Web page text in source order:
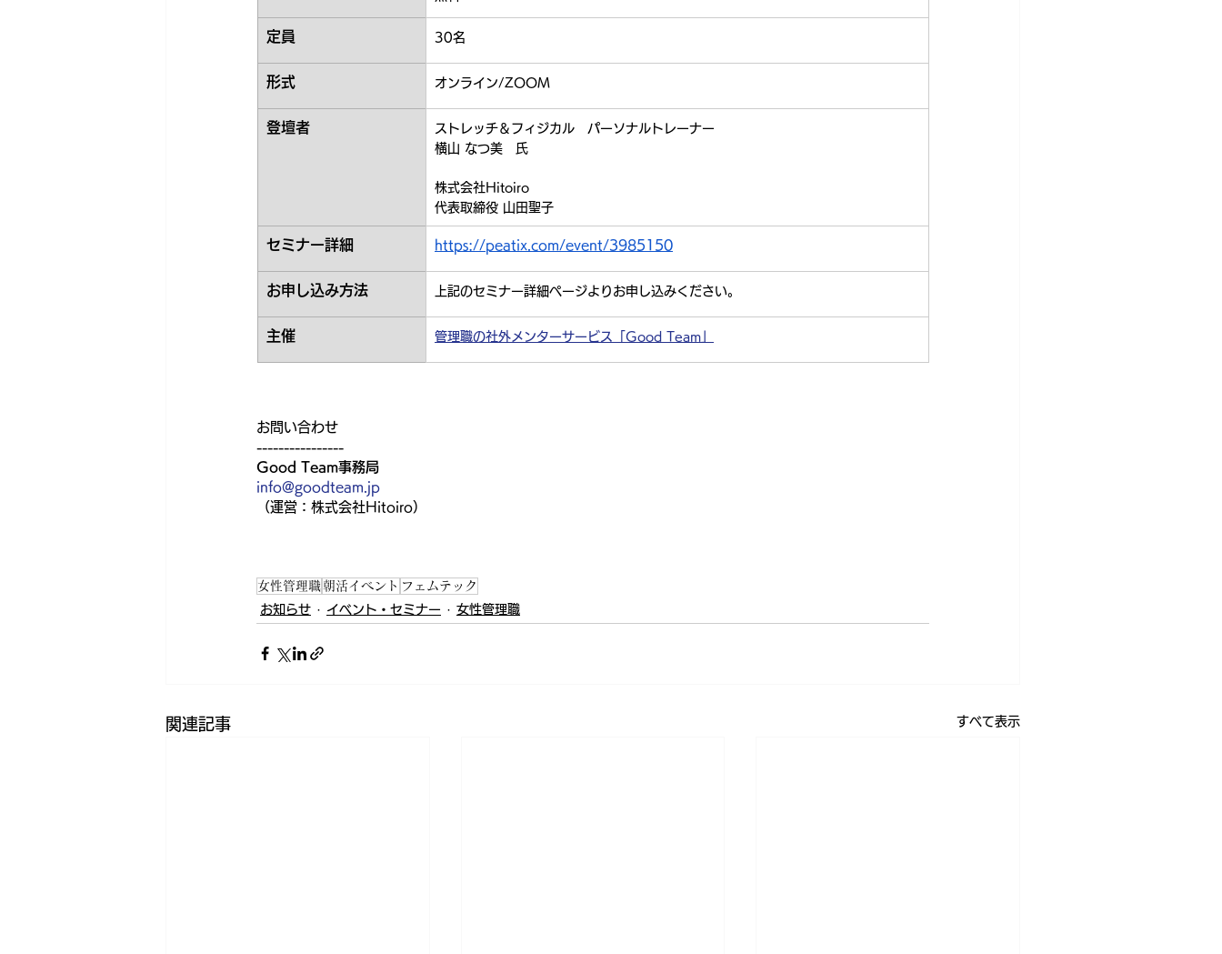
定員 30名
形式 オンライン/ZOOM
登壇者
ストレッチ＆フィジカル　パーソナルトレーナー
横山 なつ美　氏
株式会社Hitoiro
代表取締役 山田聖子
セミナー詳細 https://peatix.com/event/3985150
お申し込み方法 上記のセミナー詳細ページよりお申し込みください。
主催 管理職の社外メンターサービス「Good Team」
お問い合わせ
----------------
Good Team事務局
info@goodteam.jp
（運営：株式会社Hitoiro）
女性管理職朝活イベント フェムテック
お知らせ
イベント・セミナー 女性管理職
関連記事 すべて表示